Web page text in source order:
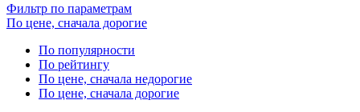
Фильтр по параметрам
По цене, сначала дорогие
По популярности
По рейтингу
По цене, сначала недорогие
По цене, сначала дорогие